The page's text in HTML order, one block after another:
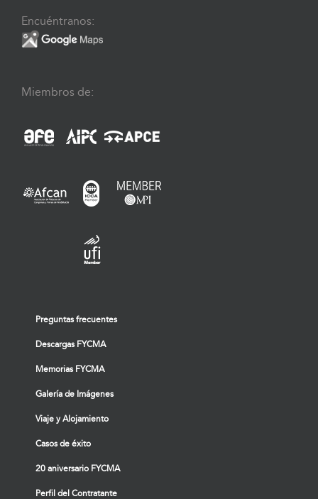
Encuéntranos:
Miembros de:
Preguntas frecuentes
Descargas FYCMA
Memorias FYCMA
Galería de Imágenes
Viaje y Alojamiento
Casos de éxito
20 aniversario FYCMA
Perfil del Contratante